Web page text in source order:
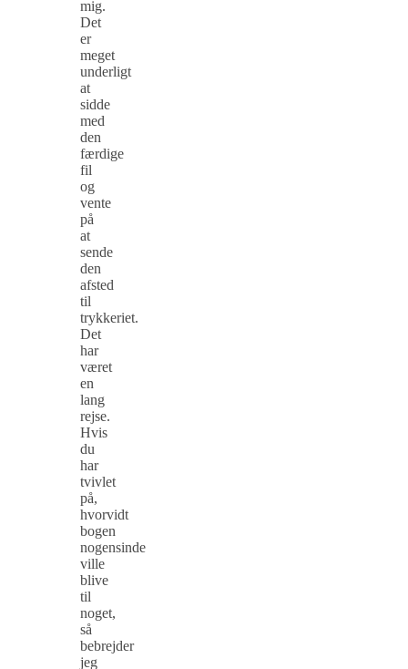
mig.
Det
er
meget
underligt
at
sidde
med
den
færdige
fil
og
vente
på
at
sende
den
afsted
til
trykkeriet.
Det
har
været
en
lang
rejse.
Hvis
du
har
tvivlet
på,
hvorvidt
bogen
nogensinde
ville
blive
til
noget,
så
bebrejder
jeg